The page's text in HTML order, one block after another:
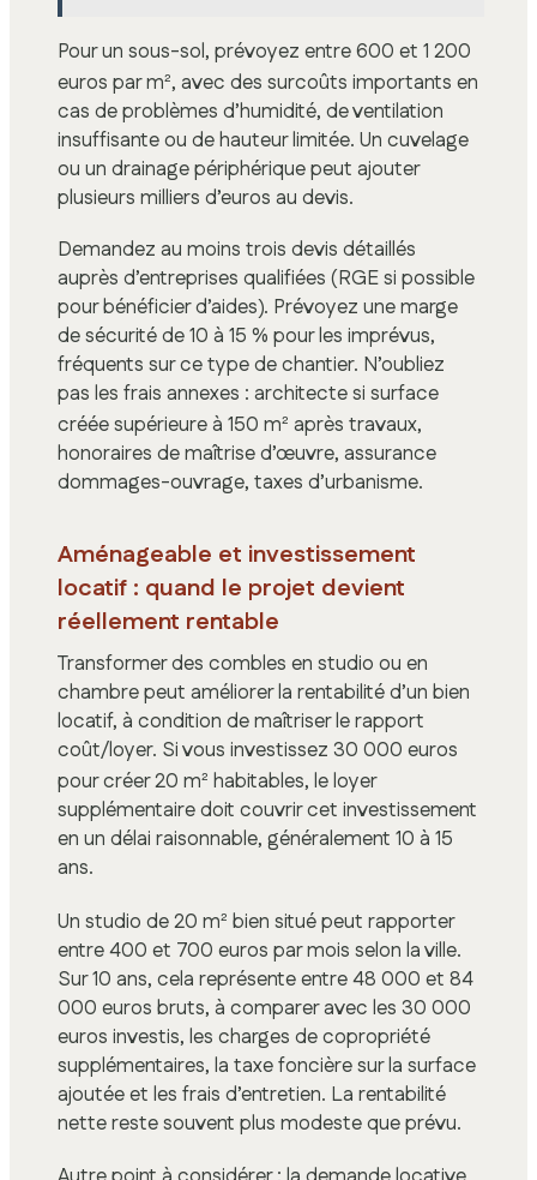
Pour un sous-sol, prévoyez entre 600 et 1 200
euros par m², avec des surcoûts importants en
cas de problèmes d’humidité, de ventilation
insuffisante ou de hauteur limitée. Un cuvelage
ou un drainage périphérique peut ajouter
plusieurs milliers d’euros au devis.
Demandez au moins trois devis détaillés
auprès d’entreprises qualifiées (RGE si possible
pour bénéficier d’aides). Prévoyez une marge
de sécurité de 10 à 15 % pour les imprévus,
fréquents sur ce type de chantier. N’oubliez
pas les frais annexes : architecte si surface
créée supérieure à 150 m² après travaux,
honoraires de maîtrise d’œuvre, assurance
dommages-ouvrage, taxes d’urbanisme.
Aménageable et investissement
locatif : quand le projet devient
réellement rentable
Transformer des combles en studio ou en
chambre peut améliorer la rentabilité d’un bien
locatif, à condition de maîtriser le rapport
coût/loyer. Si vous investissez 30 000 euros
pour créer 20 m² habitables, le loyer
supplémentaire doit couvrir cet investissement
en un délai raisonnable, généralement 10 à 15
ans.
Un studio de 20 m² bien situé peut rapporter
entre 400 et 700 euros par mois selon la ville.
Sur 10 ans, cela représente entre 48 000 et 84
000 euros bruts, à comparer avec les 30 000
euros investis, les charges de copropriété
supplémentaires, la taxe foncière sur la surface
ajoutée et les frais d’entretien. La rentabilité
nette reste souvent plus modeste que prévu.